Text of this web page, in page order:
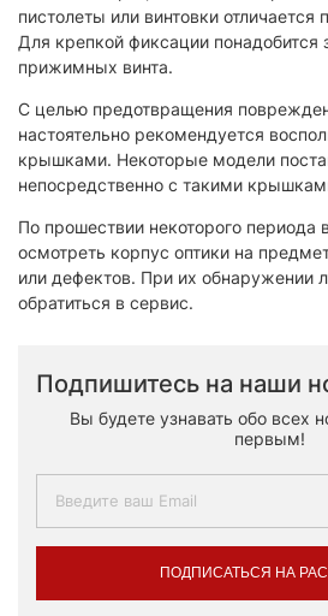
пистолеты или винтовки отличается
Для крепкой фиксации понадобится
прижимных винта.
С целью предотвращения
настоятельно рекомендуется
крышками. Некоторые модели
непосредственно с такими
По прошествии некоторого периода
осмотреть корпус оптики на
или дефектов. При их обнаружении
обратиться в сервис.
Подпишитесь на наши
Вы будете узнавать обо всех
первым!
ПОДПИСАТЬСЯ НА